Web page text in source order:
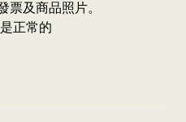
及商品照片。
正常的